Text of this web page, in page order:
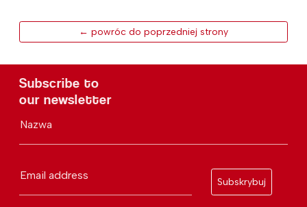
← powróc do poprzedniej strony
Subscribe to
our newsletter
Nazwa
Email address
Subskrybuj